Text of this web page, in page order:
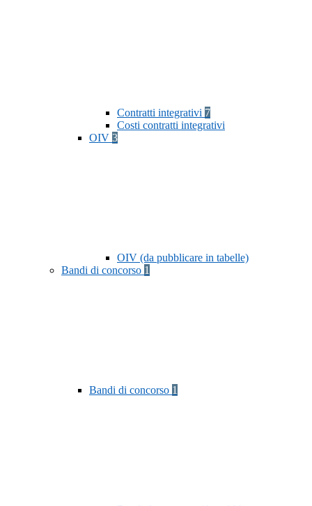
Contratti integrativi 7
Costi contratti integrativi
OIV 3
OIV (da pubblicare in tabelle)
Bandi di concorso 1
Bandi di concorso 1